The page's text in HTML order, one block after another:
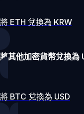
將 ETH 兌換為 KRW
將其他加密貨幣兌換為
將 BTC 兌換為 USD